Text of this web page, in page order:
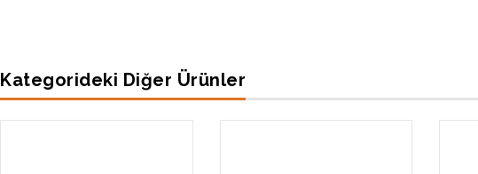
Kategorideki Diğer Ürünler